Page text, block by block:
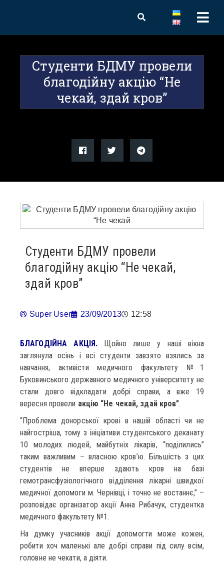
Студенти БДМУ провели
благодійну акцію “Не
чекай, здай кров”
Студенти БДМУ провели
благодійну акцію “Не чекай,
здай кров”
Super User 23/09/2013 12:58
БЛАГОДІЙНА АКЦІЯ. Щойно лише у наші вікна
заглянула осінь і всі студенти завзято взялись за
навчання, активісти медичного факультету №1
Буковинського державного медичного університету не
стали довго відкладати добрі справи, а вже 19
вересня провели акцію “Не чекай, здай кров”.
“Проблема донорської крові в нашій області чи не
найгостріша, тому з ініціативи студентського деканату
10 молодих людей, майбутніх лікарів, “поділились”
таким важливим – власною кров’ю. Більшість з цих
студентів не вперше здають кров на базі
гемотрансфузіологічного відділення лікарні швидкої
медичної допомоги м. Чернівці, і точно не востаннє,” –
розповідає організатор акції Анна Рибачук, студентка
медичного факультету №1.
На думку учасників акції допомогти може кожен,
робити хоч маленькі але добрі справи під силу всім,
головне не чекати, а діяти.